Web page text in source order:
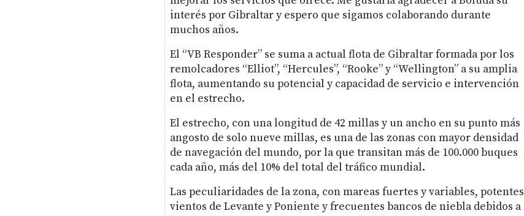
interés por Gibraltar y espero que sigamos colaborando durante
muchos años.
El “VB Responder” se suma a actual flota de Gibraltar formada por los
remolcadores “Elliot”, “Hercules”, “Rooke” y “Wellington” a su amplia
flota, aumentando su potencial y capacidad de servicio e intervención
en el estrecho.
El estrecho, con una longitud de 42 millas y un ancho en su punto más
angosto de solo nueve millas, es una de las zonas con mayor densidad
de navegación del mundo, por la que transitan más de 100.000 buques
cada año, más del 10% del total del tráfico mundial.
Las peculiaridades de la zona, con mareas fuertes y variables, potentes
vientos de Levante y Poniente y frecuentes bancos de niebla debidos a